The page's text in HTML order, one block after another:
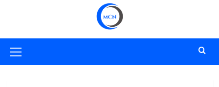
primario